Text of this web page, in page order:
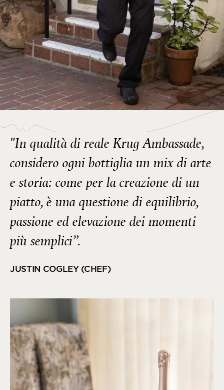
"In qualità di reale Krug Ambassade,
considero ogni bottiglia un mix di arte
e storia: come per la creazione di un
piatto, è una questione di equilibrio,
passione ed elevazione dei momenti
più semplici”.
JUSTIN COGLEY (CHEF)